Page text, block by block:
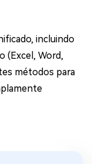
incluindo
(Excel, Word,
métodos para